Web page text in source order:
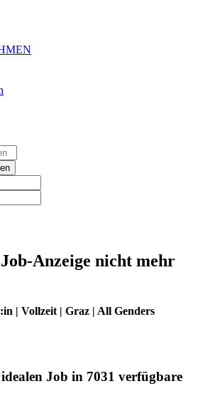
Anzeige nicht mehr
| Vollzeit | Graz | All Genders
Job in 7031 verfügbare